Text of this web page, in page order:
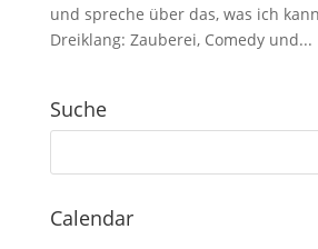
und spreche über das, was ich
Dreiklang: Zauberei, Comedy und...
Suche
Calendar